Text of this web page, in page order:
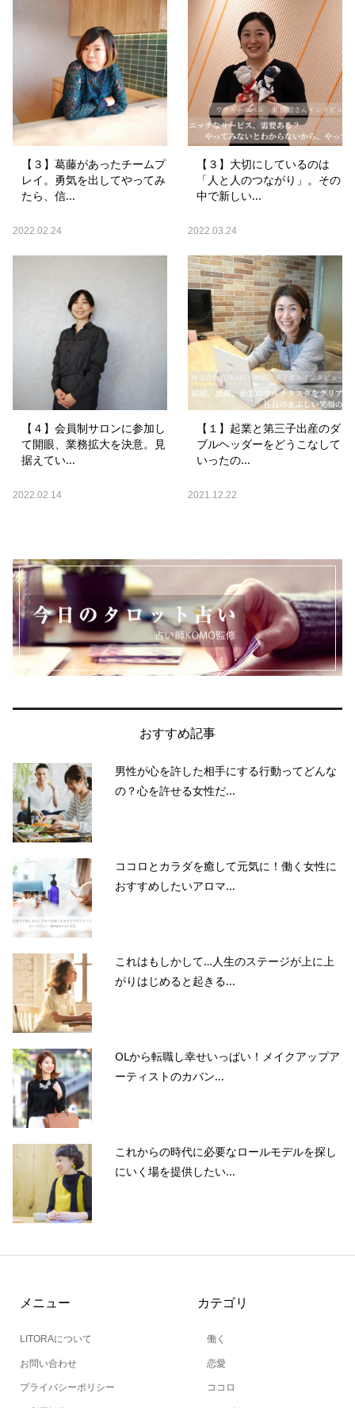
【３】葛藤があったチームプ
レイ。勇気を出してやってみ
たら、信...
2022.02.24
【３】大切にしているのは
「人と人のつながり」。その
中で新しい...
2022.03.24
【４】会員制サロンに参加し
て開眼、業務拡大を決意。見
据えてい...
2022.02.14
【１】起業と第三子出産のダ
ブルヘッダーをどうこなして
いったの...
2021.12.22
おすすめ記事
男性が心を許した相手にする行動ってどんな
の？心を許せる女性だ...
ココロとカラダを癒して元気に！働く女性に
おすすめしたいアロマ...
これはもしかして…人生のステージが上に上
がりはじめると起きる...
OLから転職し幸せいっぱい！メイクアップア
ーティストのカバン...
これからの時代に必要なロールモデルを探し
にいく場を提供したい...
メニュー
LITORAについて
お問い合わせ
プライバシーポリシー
カテゴリ
働く
恋愛
ココロ